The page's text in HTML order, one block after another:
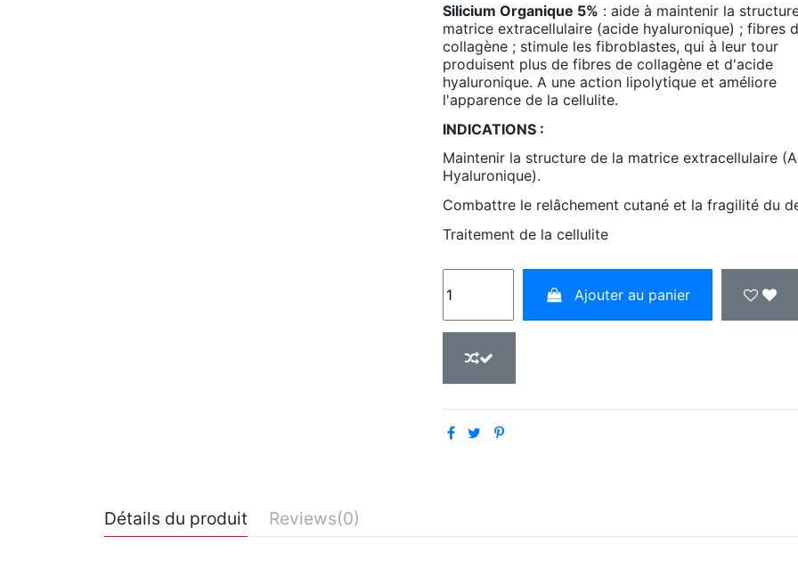
Silicium Organique 5% : aide à maintenir la
matrice extracellulaire (acide hyaluronique) ; fibres
collagène ; stimule les fibroblastes, qui à leur tour
produisent plus de fibres de collagène et d'acide
hyaluronique. A une action lipolytique et améliore
l'apparence de la cellulite.
INDICATIONS :
Maintenir la structure de la matrice extracellulaire
Hyaluronique).
Combattre le relâchement cutané et la fragilité du
Traitement de la cellulite
Ajouter au panier
Détails du produit Reviews(0)